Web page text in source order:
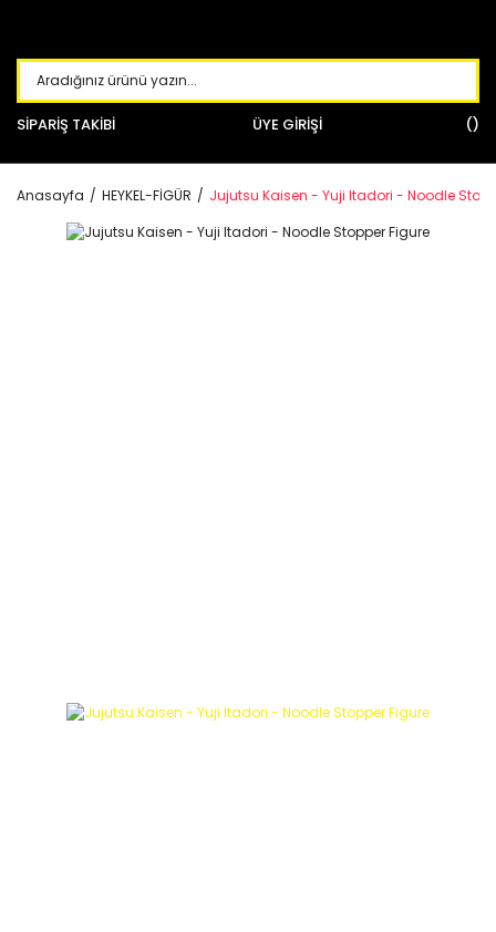
SİPARİŞ TAKİBİ ÜYE GİRİŞİ
Anasayfa HEYKEL-FİGÜR Jujutsu Kaisen - Yuji Itadori - Noodle